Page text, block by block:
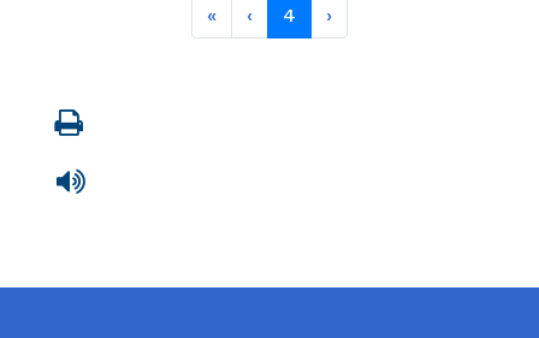
«Inicio
‹página anterior
4 ›página siguiente